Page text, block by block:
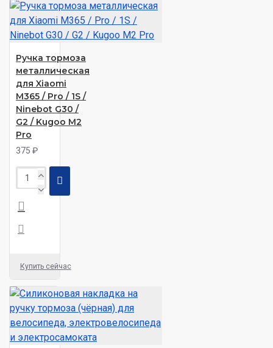
Ручка тормоза
металлическая
для Xiaomi
M365 / Pro / 1S /
Ninebot G30 /
G2 / Kugoo M2
Pro
375 ₽
Купить сейчас